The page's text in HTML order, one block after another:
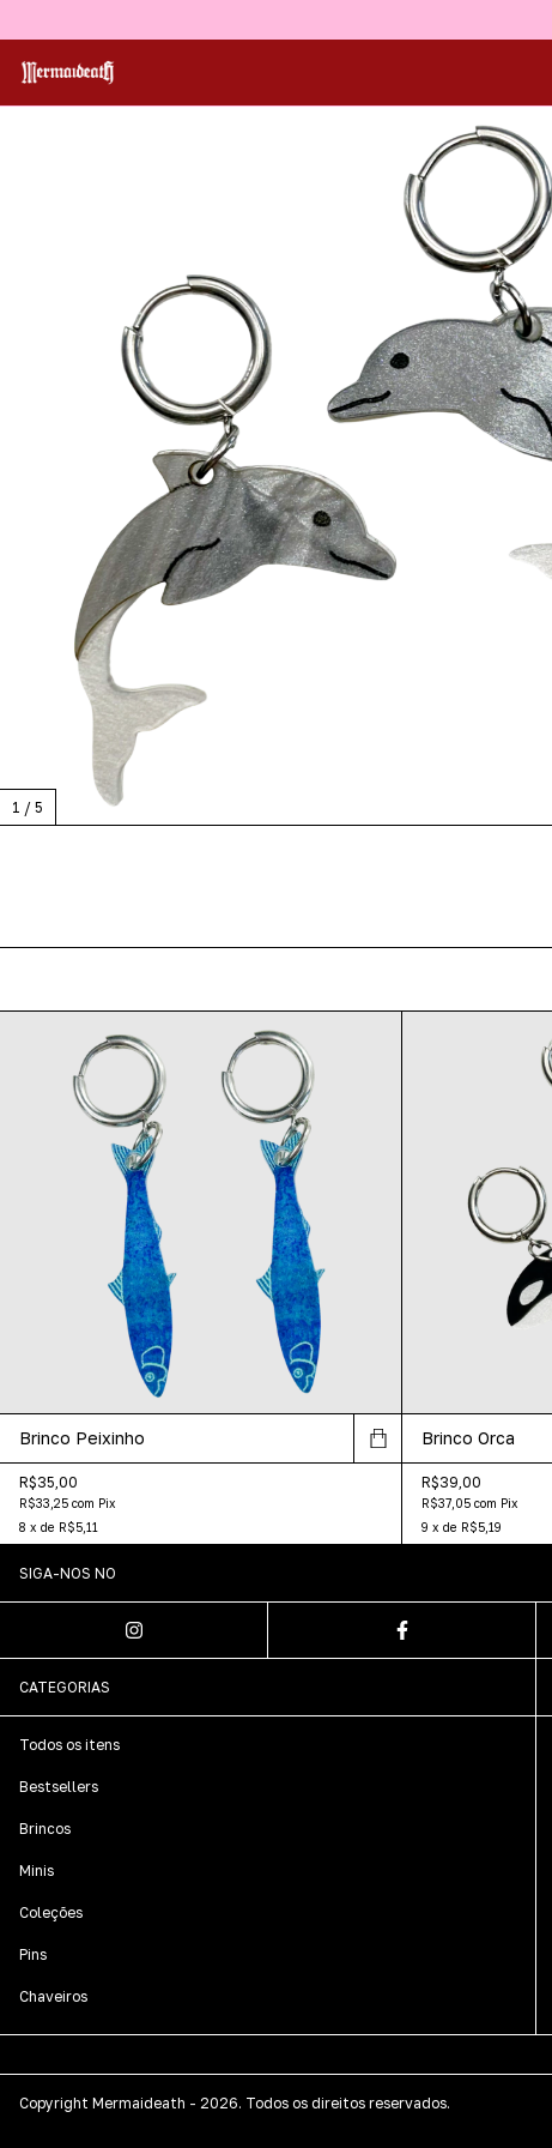
1 / 5
Brinco Peixinho
R$35,00
R$33,25 com Pix
8 x de R$5,11
Brinco Orca
R$39,00
R$37,05 com Pix
9 x de R$5,19
SIGA-NOS NO
CATEGORIAS
Todos os itens
Bestsellers
Brincos
Minis
Coleções
Pins
Chaveiros
Copyright Mermaideath - 2026. Todos os direitos reservados.